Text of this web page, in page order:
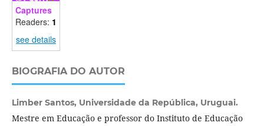
Captures
Readers: 1
see details
BIOGRAFIA DO AUTOR
Limber Santos, Universidade da República, Uruguai.
Mestre em Educação e professor do Instituto de Educação